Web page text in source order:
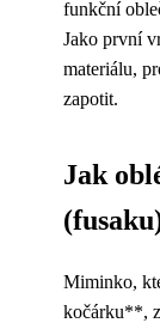
funkční
Jako první
materiálu,
zapotit.
Jak
Miminko,
kočárku**,